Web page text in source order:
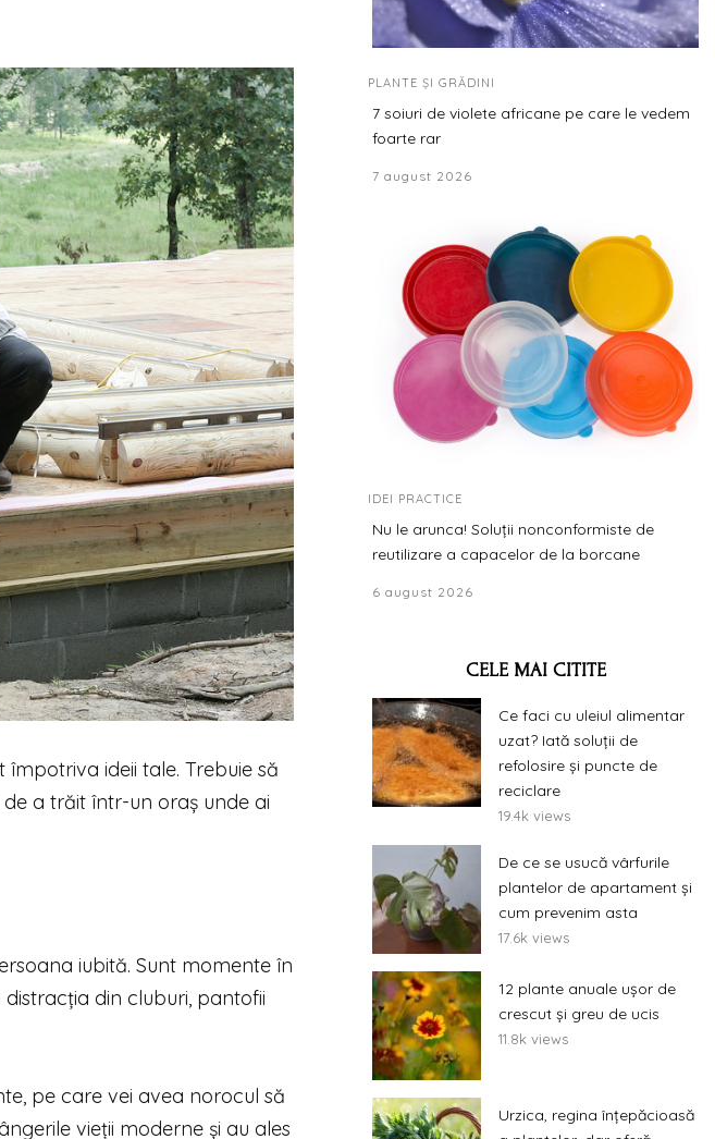
ideii tale. Trebuie să
a trăit într-un oraș unde ai
iubită. Sunt momente în
din cluburi, pantofii
pe care vei avea norocul să
vieții moderne și au ales
PLANTE ȘI GRĂDINI
7 soiuri de violete africane pe care le vedem
foarte rar
7 august 2026
IDEI PRACTICE
Nu le arunca! Soluții nonconformiste de
reutilizare a capacelor de la borcane
6 august 2026
CELE MAI CITITE
Ce faci cu uleiul alimentar
uzat? Iată soluții de
refolosire și puncte de
reciclare
19.4k views
De ce se usucă vârfurile
plantelor de apartament și
cum prevenim asta
17.6k views
12 plante anuale ușor de
crescut și greu de ucis
11.8k views
Urzica, regina înțepăcioasă